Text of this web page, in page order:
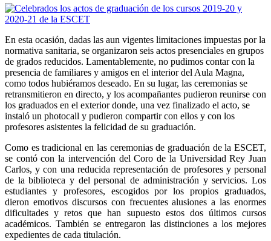
En esta ocasión, dadas las aun vigentes limitaciones impuestas por la
normativa sanitaria, se organizaron seis actos presenciales en grupos
de grados reducidos. Lamentablemente, no pudimos contar con la
presencia de familiares y amigos en el interior del Aula Magna,
como todos hubiéramos deseado. En su lugar, las ceremonias se
retransmitieron en directo, y los acompañantes pudieron reunirse con
los graduados en el exterior donde, una vez finalizado el acto, se
instaló un photocall y pudieron compartir con ellos y con los
profesores asistentes la felicidad de su graduación.
Como es tradicional en las ceremonias de graduación de la ESCET,
se contó con la intervención del Coro de la Universidad Rey Juan
Carlos, y con una reducida representación de profesores y personal
de la biblioteca y del personal de administración y servicios. Los
estudiantes y profesores, escogidos por los propios graduados,
dieron emotivos discursos con frecuentes alusiones a las enormes
dificultades y retos que han supuesto estos dos últimos cursos
académicos. También se entregaron las distinciones a los mejores
expedientes de cada titulación.